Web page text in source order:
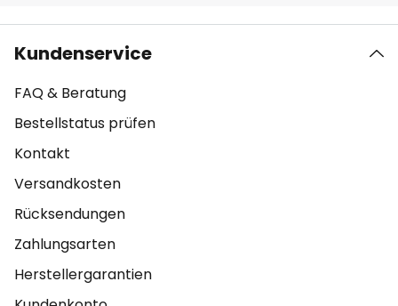
Kundenservice
FAQ & Beratung
Bestellstatus prüfen
Kontakt
Versandkosten
Rücksendungen
Zahlungsarten
Herstellergarantien